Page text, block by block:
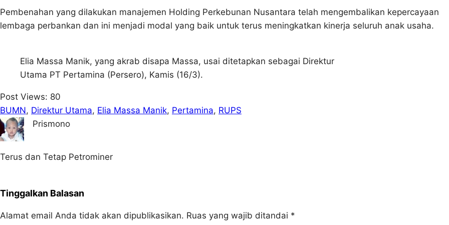
Pembenahan yang dilakukan manajemen Holding Perkebunan Nusantara telah mengembalikan kepercayaan
lembaga perbankan dan ini menjadi modal yang baik untuk terus meningkatkan kinerja seluruh anak usaha.
Elia Massa Manik, yang akrab disapa Massa, usai ditetapkan sebagai Direktur
Utama PT Pertamina (Persero), Kamis (16/3).
Post Views: 80
BUMN, Direktur Utama, Elia Massa Manik, Pertamina, RUPS
Prismono
Terus dan Tetap Petrominer
Tinggalkan Balasan
Alamat email Anda tidak akan dipublikasikan. Ruas yang wajib ditandai *